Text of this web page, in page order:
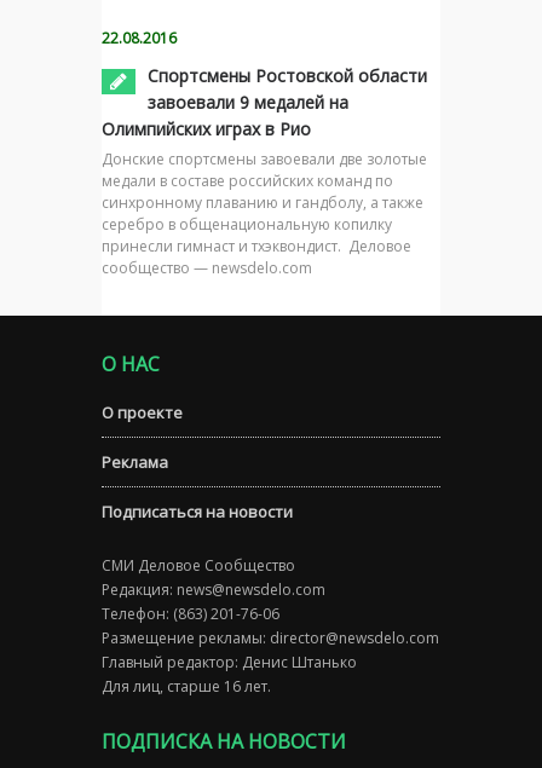
22.08.2016
Спортсмены Ростовской области
завоевали 9 медалей на
Олимпийских играх в Рио
Донские спортсмены завоевали две золотые
медали в составе российских команд по
синхронному плаванию и гандболу, а также
серебро в общенациональную копилку
принесли гимнаст и тхэквондист. Деловое
сообщество — newsdelo.com
О НАС
О проекте
Реклама
Подписаться на новости
СМИ Деловое Сообщество
Редакция: news@newsdelo.com
Телефон: (863) 201-76-06
Размещение рекламы: director@newsdelo.com
Главный редактор: Денис Штанько
Для лиц, старше 16 лет.
ПОДПИСКА НА НОВОСТИ